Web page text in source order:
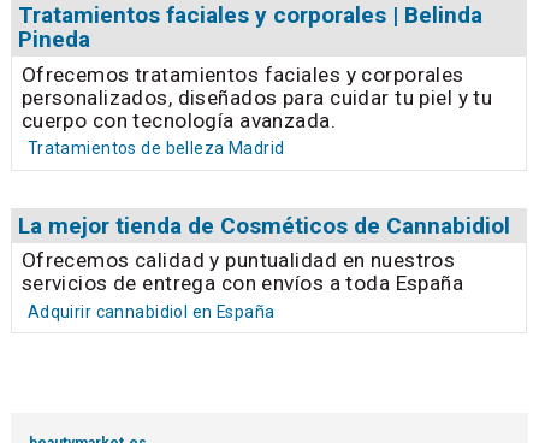
Tratamientos faciales y corporales | Belinda
Pineda
Ofrecemos tratamientos faciales y corporales
personalizados, diseñados para cuidar tu piel y tu
cuerpo con tecnología avanzada.
Tratamientos de belleza Madrid
La mejor tienda de Cosméticos de Cannabidiol
Ofrecemos calidad y puntualidad en nuestros
servicios de entrega con envíos a toda España
Adquirir cannabidiol en España